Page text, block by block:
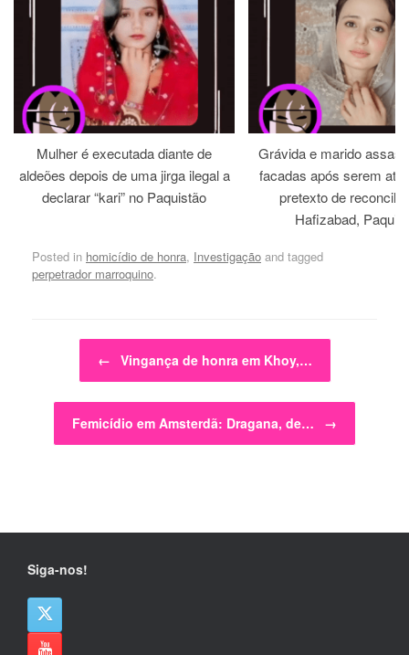
Mulher é executada diante de
aldeões depois de uma jirga ilegal a
declarar “kari” no Paquistão
Grávida e marido
facadas após serem
pretexto de
Hafizabad,
Posted in homicídio de honra, Investigação and tagged
perpetrador marroquino.
Post navigation
← Vingança de honra em Khoy,…
Femicídio em Amsterdã: Dragana, de… →
Siga-nos!